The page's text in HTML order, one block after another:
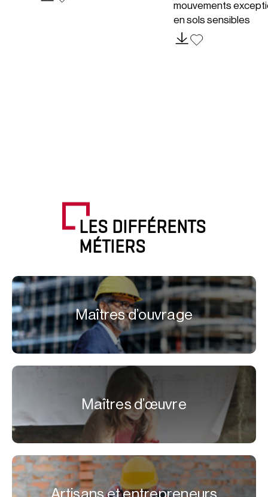
mouvements
en sols sensibles
LES DIFFÉRENTS
MÉTIERS
Maîtres d’ouvrage
Maîtres d’œuvre
Artisans et entrepreneurs